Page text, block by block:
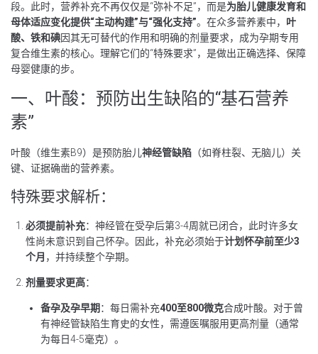
段。此时，营养补充不再仅仅是“弥补不足”，而是为胎儿健康发育和
母体适应变化提供“主动构建”与“强化支持”。在众多营养素中， 叶
酸、铁和碘因其无可替代的作用和明确的剂量要求，成为孕期专用
复合维生素的核心。理解它们的“特殊要求”，是做出正确选择、保障
母婴健康的步。
一、叶酸：预防出生缺陷的“基石营养
素”
叶酸（维生素B9）是预防胎儿神经管缺陷 （如脊柱裂、无脑儿）关
键、证据确凿的营养素。
特殊要求解析：
必须提前补充：神经管在受孕后第3-4周就已闭合，此时许多女
性尚未意识到自己怀孕。因此，补充必须始于计划怀孕前至少3
个月 ，并持续整个孕期。
剂量要求更高：
备孕及孕早期 ：每日需补充400至800微克合成叶酸。对于曾
有神经管缺陷生育史的女性，需遵医嘱服用更高剂量（通常
为每日4-5毫克）。